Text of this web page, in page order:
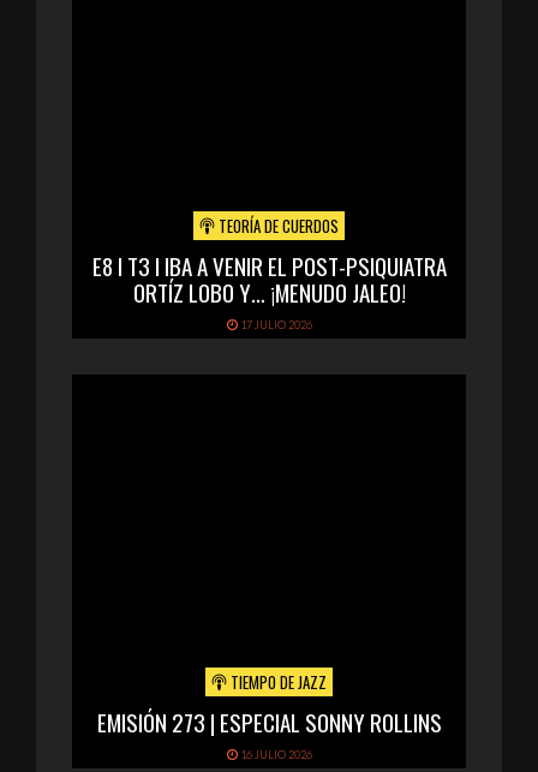
TEORÍA DE CUERDOS
E8 I T3 I IBA A VENIR EL POST-PSIQUIATRA
ORTÍZ LOBO Y… ¡MENUDO JALEO!
17 JULIO 2026
TIEMPO DE JAZZ
EMISIÓN 273 | ESPECIAL SONNY ROLLINS
16 JULIO 2026